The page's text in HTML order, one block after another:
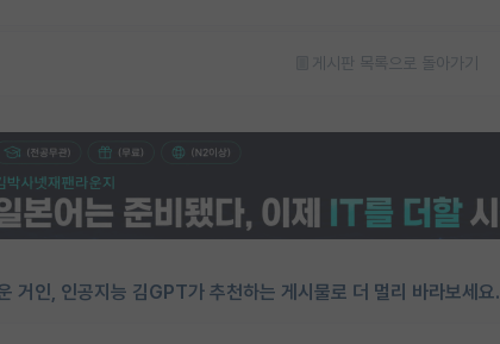
게시판 목록으로 돌아가기
거인, 인공지능 김GPT가 추천하는 게시물로 더 멀리 바라보세요.